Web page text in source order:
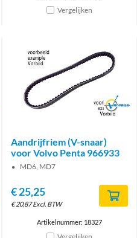
Vergelijken
Brand
Aandrijfriem (V-snaar)
voor Volvo Penta 966933
MD6, MD7
€25,25
€20,87 Excl. BTW
Artikelnummer: 18327